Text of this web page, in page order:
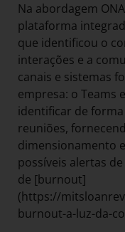
Na abordagem
plataforma
que identificou o
interações e a
canais e sistemas
empresa: o Teams
identificar de
reuniões,
dimensionamento
possíveis alertas
de [burnout]
(https://
burnout-a-luz-da-